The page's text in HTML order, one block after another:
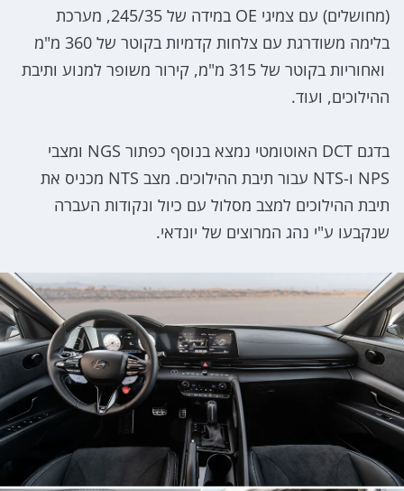
(מחושלים) עם צמיגי OE במידה של 245/35, מערכת
בלימה משודרגת עם צלחות קדמיות בקוטר של 360 מ"מ
ואחוריות בקוטר של 315 מ"מ, קירור משופר למנוע ותיבת
ההילוכים, ועוד.
בדגם DCT האוטומטי נמצא בנוסף כפתור NGS ומצבי
NPS ו-NTS עבור תיבת ההילוכים. מצב NTS מכניס את
תיבת ההילוכים למצב מסלול עם כיול ונקודות העברה
שנקבעו ע"י נהג המרוצים של יונדאי.